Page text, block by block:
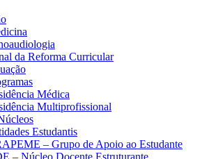
da Reforma Curricular
Médica
Multiprofissional
Estudantis
– Grupo de Apoio ao Estudante
– Núcleo Docente Estruturante